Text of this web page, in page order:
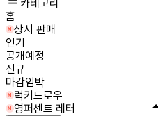
카테고리
홈
상시 판매
인기
공개예정
신규
마감임박
럭키드로우
영퍼센트 레터